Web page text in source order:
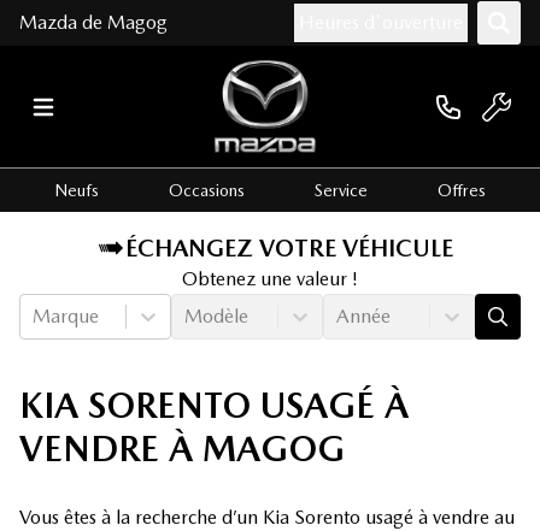
Mazda de Magog
Neufs Occasions Service Offres
ÉCHANGEZ VOTRE VÉHICULE
Obtenez une valeur !
Marque
Modèle Année
KIA SORENTO USAGÉ À
VENDRE À MAGOG
Vous êtes à la recherche d’un Kia Sorento usagé à vendre au